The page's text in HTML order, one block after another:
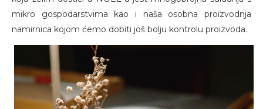
mikro gospodarstvima kao i naša osobna proizvodnja
namirnica kojom ćemo dobiti još bolju kontrolu proizvoda.